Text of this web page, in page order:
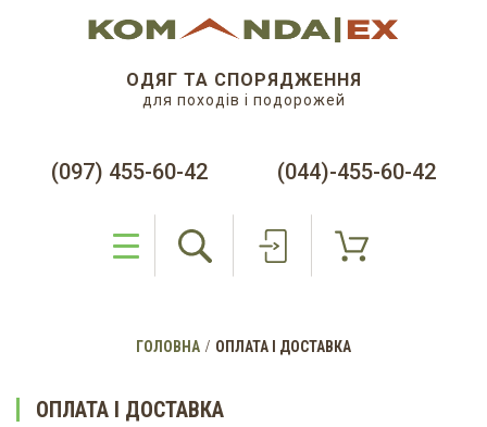
ОДЯГ ТА СПОРЯДЖЕННЯ
для походів і подорожей
(097) 455-60-42 (044)-455-60-42
ГОЛОВНА ОПЛАТА І ДОСТАВКА
ОПЛАТА І ДОСТАВКА